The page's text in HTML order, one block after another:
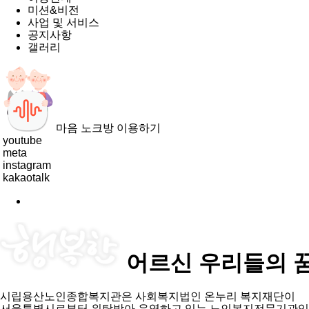
미션&비전
사업 및 서비스
공지사항
갤러리
마음 노크방 이용하기
youtube
meta
instagram
kakaotalk
어르신 우리들의
시립용산노인종합복지관은 사회복지법인 온누리 복지재단이